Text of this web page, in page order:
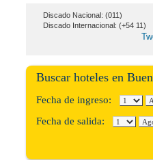
Discado Nacional: (011)
Discado Internacional: (+54 11)
Buscar hoteles en
Fecha de ingreso:
Fecha de salida: